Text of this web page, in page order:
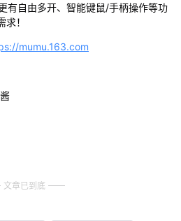
有自由多开、智能键鼠/手柄操作等功
！
mumu.163.com
文章已到底